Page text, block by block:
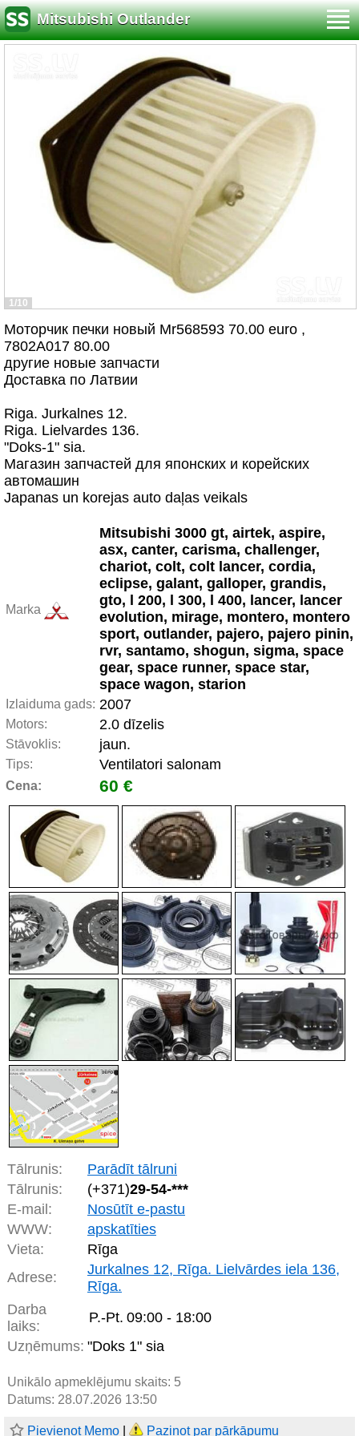
Mitsubishi Outlander
1/10
Моторчик печки новый Mr568593 70.00 euro ,
7802A017 80.00
другие новые запчасти
Доставка по Латвии
Riga. Jurkalnes 12.
Riga. Lielvardes 136.
"Doks-1" sia.
Магазин запчастей для японских и корейских
автомашин
Japanas un korejas auto daļas veikals
Marka
Mitsubishi 3000 gt, airtek, aspire,
asx, canter, carisma, challenger,
chariot, colt, colt lancer, cordia,
eclipse, galant, galloper, grandis,
gto, l 200, l 300, l 400, lancer, lancer
evolution, mirage, montero, montero
sport, outlander, pajero, pajero pinin,
rvr, santamo, shogun, sigma, space
gear, space runner, space star,
space wagon, starion
Izlaiduma gads: 2007
Motors: 2.0 dīzelis
Stāvoklis: jaun.
Tips: Ventilatori salonam
Cena: 60 €
Tālrunis:
Parādīt tālruni
Tālrunis:
(+371)29-54-***
E-mail:
Nosūtīt e-pastu
WWW:
apskatīties
Vieta:
Rīga
Adrese:
Jurkalnes 12, Rīga. Lielvārdes iela 136,
Rīga.
Darba
laiks:
P.-Pt. 09:00 - 18:00
Uzņēmums: "Doks 1" sia
Unikālo apmeklējumu skaits: 5
Datums: 28.07.2026 13:50
Pievienot Memo Paziņot par pārkāpumu